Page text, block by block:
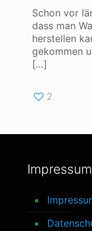
Schon vor
dass man
herstellen
gekommen
[…]
2